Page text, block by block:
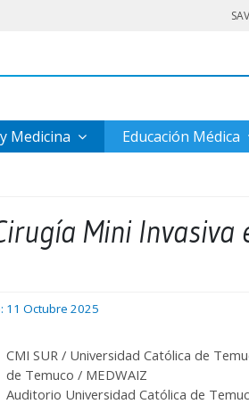
Medicina Educación Médica
Mini Invasiva
11 Octubre 2025
CMI SUR / Universidad Católica de
de Temuco / MEDWAIZ
Auditorio Universidad Católica de